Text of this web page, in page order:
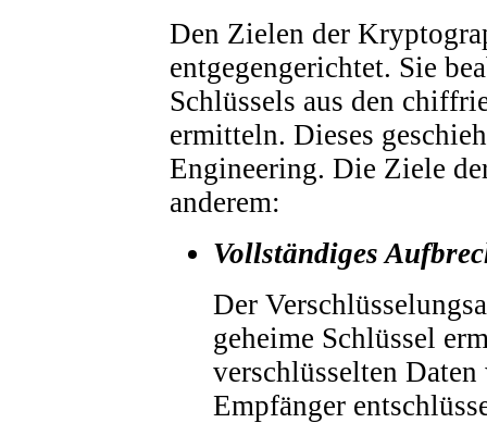
Den Zielen der
entgegengerichtet. Sie
Schlüssels aus den
ermitteln. Dieses
Engineering. Die Ziele
anderem:
Vollständiges
Der
geheime Schlüssel
verschlüsselten
Empfänger